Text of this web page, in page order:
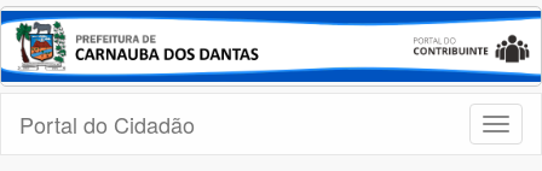
Portal do Cidadão